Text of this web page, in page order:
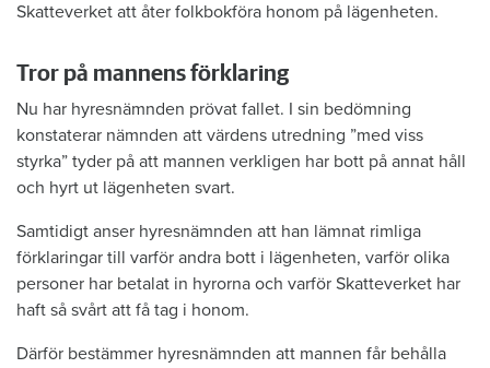
Skatteverket att åter folkbokföra honom på lägenheten.
Tror på mannens förklaring
Nu har hyresnämnden prövat fallet. I sin bedömning
konstaterar nämnden att värdens utredning ”med viss
styrka” tyder på att mannen verkligen har bott på annat håll
och hyrt ut lägenheten svart.
Samtidigt anser hyresnämnden att han lämnat rimliga
förklaringar till varför andra bott i lägenheten, varför olika
personer har betalat in hyrorna och varför Skatteverket har
haft så svårt att få tag i honom.
Därför bestämmer hyresnämnden att mannen får behålla